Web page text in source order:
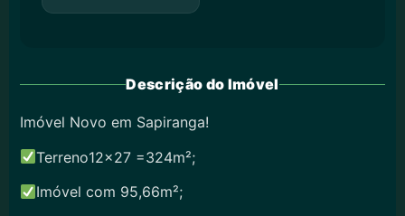
Descrição do Imóvel
Imóvel Novo em Sapiranga!
Terreno12x27 =324m²;
Imóvel com 95,66m²;